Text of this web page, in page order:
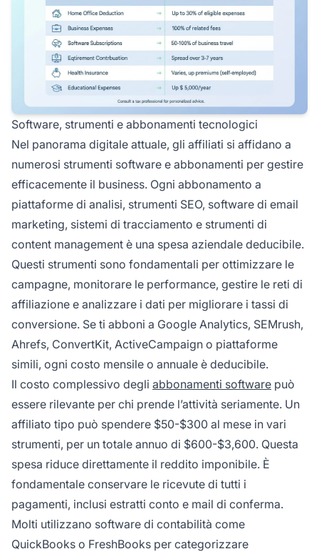
Software, strumenti e abbonamenti tecnologici
Nel panorama digitale attuale, gli affiliati si affidano a
numerosi strumenti software e abbonamenti per gestire
efficacemente il business. Ogni abbonamento a
piattaforme di analisi, strumenti SEO, software di email
marketing, sistemi di tracciamento e strumenti di
content management è una spesa aziendale deducibile.
Questi strumenti sono fondamentali per ottimizzare le
campagne, monitorare le performance, gestire le reti di
affiliazione e analizzare i dati per migliorare i tassi di
conversione. Se ti abboni a Google Analytics, SEMrush,
Ahrefs, ConvertKit, ActiveCampaign o piattaforme
simili, ogni costo mensile o annuale è deducibile.
Il costo complessivo degli abbonamenti software può
essere rilevante per chi prende l’attività seriamente. Un
affiliato tipo può spendere $50-$300 al mese in vari
strumenti, per un totale annuo di $600-$3,600. Questa
spesa riduce direttamente il reddito imponibile. È
fondamentale conservare le ricevute di tutti i
pagamenti, inclusi estratti conto e mail di conferma.
Molti utilizzano software di contabilità come
QuickBooks o FreshBooks per categorizzare